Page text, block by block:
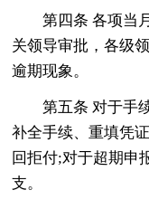
第四条 各项当
关领导审批，各级
逾期现象。
第五条 对于手
补全手续、重填凭
回拒付;对于超期申
支。